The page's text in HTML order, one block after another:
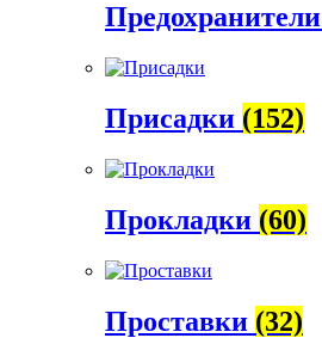
Предохранители
Присадки (152)
Прокладки (60)
Проставки (32)